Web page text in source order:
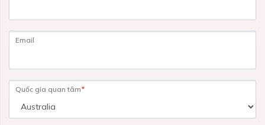
Email
Quốc gia quan tâm*